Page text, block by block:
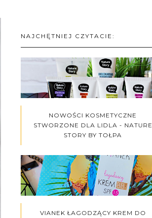
NAJCHĘTNIEJ CZYTACIE:
NOWOŚCI KOSMETYCZNE
STWORZONE DLA LIDLA - NATURE
STORY BY TOŁPA
VIANEK ŁAGODZĄCY KREM DO